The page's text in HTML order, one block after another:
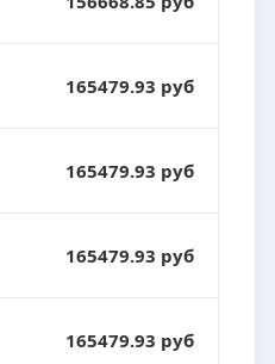
165479.93 руб
165479.93 руб
165479.93 руб
165479.93 руб